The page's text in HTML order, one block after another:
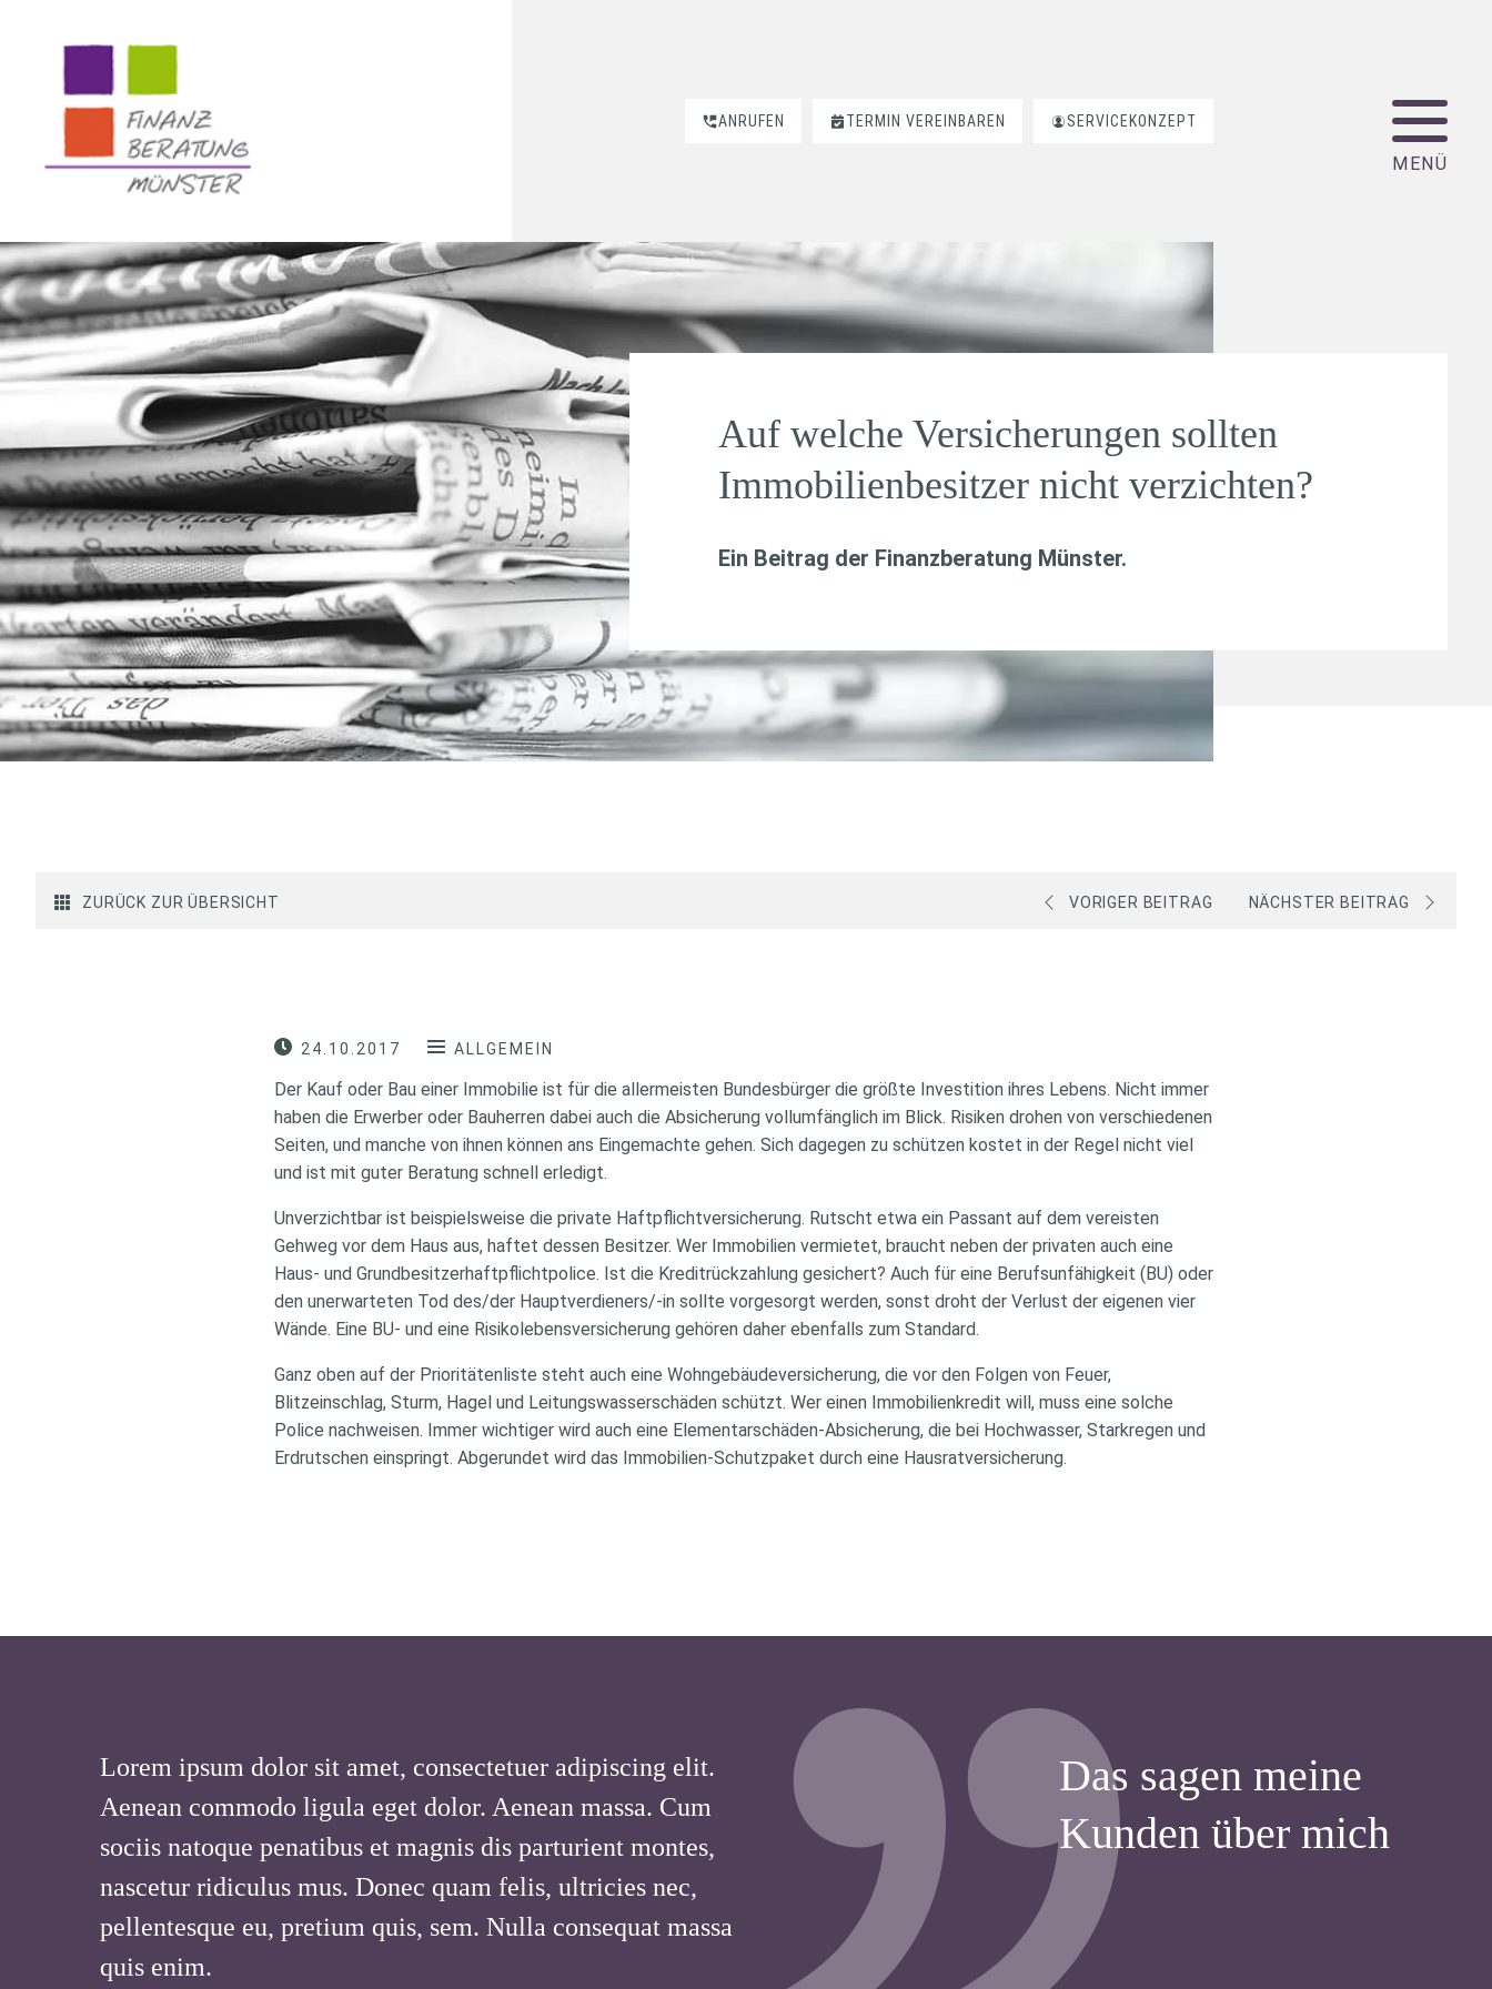
ANRUFEN TERMIN VEREINBAREN SERVICEKONZEPT
Auf welche Versicherungen sollten
Immobilienbesitzer nicht verzichten?
Ein Beitrag der Finanzberatung Münster.
ZURÜCK ZUR ÜBERSICHT VORIGER BEITRAG NÄCHSTER BEITRAG
24.10.2017 ALLGEMEIN
Der Kauf oder Bau einer Immobilie ist für die allermeisten Bundesbürger die größte Investition ihres Lebens. Nicht immer
haben die Erwerber oder Bauherren dabei auch die Absicherung vollumfänglich im Blick. Risiken drohen von verschiedenen
Seiten, und manche von ihnen können ans Eingemachte gehen. Sich dagegen zu schützen kostet in der Regel nicht viel
und ist mit guter Beratung schnell erledigt.
Unverzichtbar ist beispielsweise die private Haftpflichtversicherung. Rutscht etwa ein Passant auf dem vereisten
Gehweg vor dem Haus aus, haftet dessen Besitzer. Wer Immobilien vermietet, braucht neben der privaten auch eine
Haus- und Grundbesitzerhaftpflichtpolice. Ist die Kreditrückzahlung gesichert? Auch für eine Berufsunfähigkeit (BU) oder
den unerwarteten Tod des/der Hauptverdieners/-in sollte vorgesorgt werden, sonst droht der Verlust der eigenen vier
Wände. Eine BU- und eine Risikolebensversicherung gehören daher ebenfalls zum Standard.
Ganz oben auf der Prioritätenliste steht auch eine Wohngebäudeversicherung, die vor den Folgen von Feuer,
Blitzeinschlag, Sturm, Hagel und Leitungswasserschäden schützt. Wer einen Immobilienkredit will, muss eine solche
Police nachweisen. Immer wichtiger wird auch eine Elementarschäden-Absicherung, die bei Hochwasser, Starkregen und
Erdrutschen einspringt. Abgerundet wird das Immobilien-Schutzpaket durch eine Hausratversicherung.
Das sagen meine
Kunden über mich
Lorem ipsum dolor sit amet, consectetuer adipiscing elit.
Aenean commodo ligula eget dolor. Aenean massa. Cum
sociis natoque penatibus et magnis dis parturient montes,
nascetur ridiculus mus. Donec quam felis, ultricies nec,
pellentesque eu, pretium quis, sem. Nulla consequat massa
quis enim.